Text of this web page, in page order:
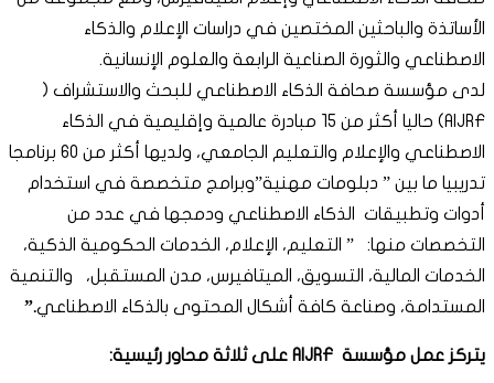
الأساتذة والباحثين المختصين في دراسات الإعلام والذكاء
الاصطناعي والثورة الصناعية الرابعة والعلوم الإنسانية.
لدى مؤسسة صحافة الذكاء الاصطناعي للبحث والاستشراف (
AIJRF) حاليا أكثر من 15 مبادرة عالمية وإقليمية في الذكاء
الاصطناعي والإعلام والتعليم الجامعي، ولديها أكثر من 60 برنامجا
تدريبيا ما بين ” دبلومات مهنية”وبرامج متخصصة في استخدام
أدوات وتطبيقات الذكاء الاصطناعي ودمجها في عدد من
التخصصات منها: ” التعليم، الإعلام، الخدمات الحكومية الذكية،
الخدمات المالية، التسويق، الميتافيرس، مدن المستقبل، والتنمية
المستدامة، وصناعة كافة أشكال المحتوى بالذكاء الاصطناعي.”
يتركز عمل مؤسسة AIJRF على ثلاثة محاور رئيسية: